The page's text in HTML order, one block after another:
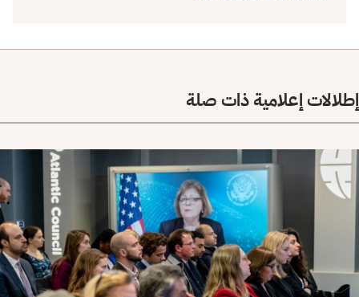
إطلالات إعلامية ذات صلة